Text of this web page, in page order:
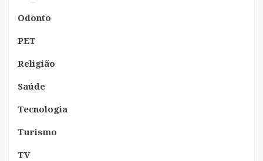
Odonto
PET
Religião
Saúde
Tecnologia
Turismo
TV